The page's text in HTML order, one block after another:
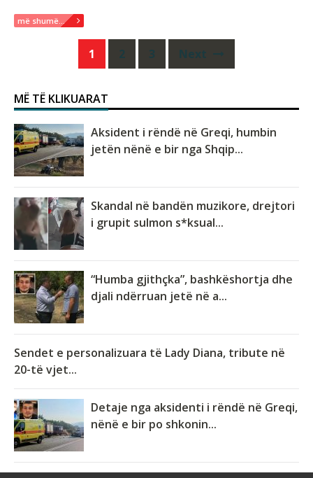
më shumë...
navigation
1 2 3 Next
MË TË KLIKUARAT
Aksident i rëndë në Greqi, humbin
jetën nënë e bir nga Shqip...
Skandal në bandën muzikore, drejtori
i grupit sulmon s*ksual...
“Humba gjithçka”, bashkëshortja dhe
djali ndërruan jetë në a...
Sendet e personalizuara të Lady Diana, tribute në
20-të vjet...
Detaje nga aksidenti i rëndë në Greqi,
nënë e bir po shkonin...